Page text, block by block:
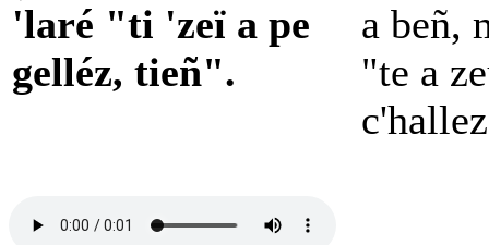
'laré "ti 'zeï a pe
gelléz, tieñ".
a beñ,
"te a